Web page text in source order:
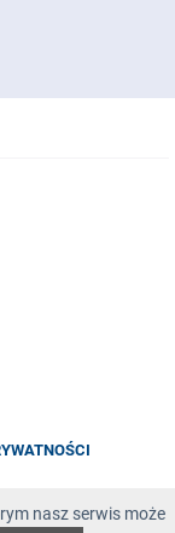
nasz serwis może